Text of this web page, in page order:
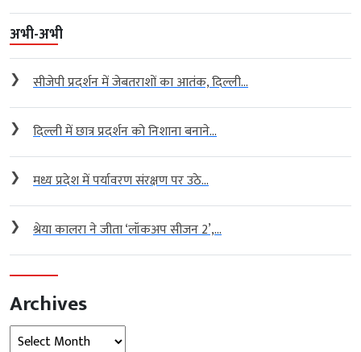
अभी-अभी
❯ सीजेपी प्रदर्शन में जेबतराशों का आतंक, दिल्ली...
❯ दिल्ली में छात्र प्रदर्शन को निशाना बनाने...
❯ मध्य प्रदेश में पर्यावरण संरक्षण पर उठे...
❯ श्रेया कालरा ने जीता ‘लॉकअप सीजन 2’,...
Archives
Archives